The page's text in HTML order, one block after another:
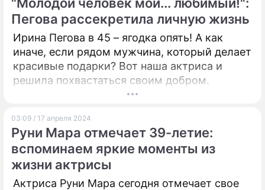
ИГРЫ
ПРЕСС-РЕЛИЗЫ
О ПРОЕКТЕ
исследователем Сергеем Николаевичем
Лазаревым.
Пегова рассекретила личную жизнь
Ирина Пегова в 45 – ягодка опять! А как
иначе, если рядом мужчина, который делает
красивые подарки? Вот наша актриса и
решила похвастаться своим добром.
03:09 / 17 апреля 2024
Руни Мара отмечает 39-летие:
вспоминаем яркие моменты из
жизни актрисы
Актриса Руни Мара сегодня отмечает свое